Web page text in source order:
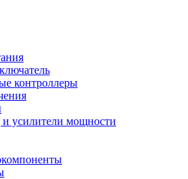
контроллеры
усилители мощности